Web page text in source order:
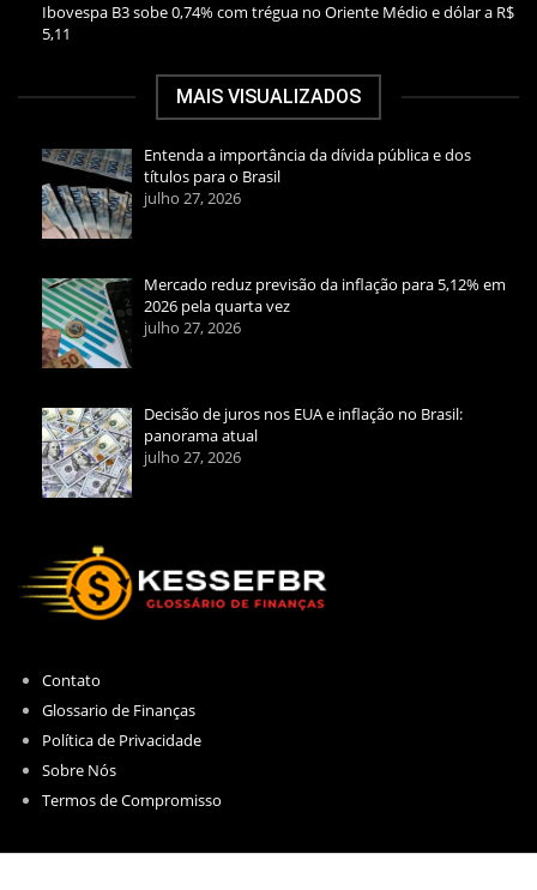
Ibovespa B3 sobe 0,74% com trégua no Oriente Médio e dólar a R$
5,11
MAIS VISUALIZADOS
Entenda a importância da dívida pública e dos
títulos para o Brasil
julho 27, 2026
Mercado reduz previsão da inflação para 5,12% em
2026 pela quarta vez
julho 27, 2026
Decisão de juros nos EUA e inflação no Brasil:
panorama atual
julho 27, 2026
Contato
Glossario de Finanças
Política de Privacidade
Sobre Nós
Termos de Compromisso